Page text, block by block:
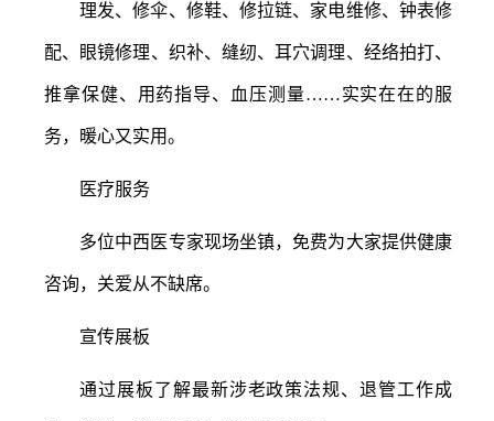
理发、修伞、修鞋、修拉链、家电维修、钟表修
配、眼镜修理、织补、缝纫、耳穴调理、经络拍打、
推拿保健、用药指导、血压测量……实实在在的服
务，暖心又实用。
医疗服务
多位中西医专家现场坐镇，免费为大家提供健康
咨询，关爱从不缺席。
宣传展板
通过展板了解最新涉老政策法规、退管工作成